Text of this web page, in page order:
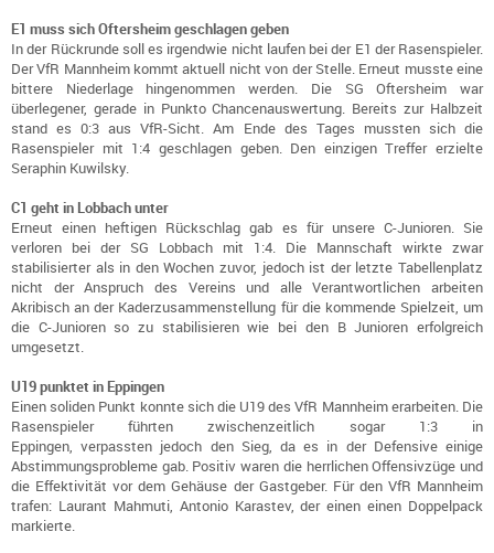
E1 muss sich Oftersheim geschlagen geben
In der Rückrunde soll es irgendwie nicht laufen bei der E1 der Rasenspieler.
Der VfR Mannheim kommt aktuell nicht von der Stelle. Erneut musste eine
bittere Niederlage hingenommen werden. Die SG Oftersheim war
überlegener, gerade in Punkto Chancenauswertung. Bereits zur Halbzeit
stand es 0:3 aus VfR-Sicht. Am Ende des Tages mussten sich die
Rasenspieler mit 1:4 geschlagen geben. Den einzigen Treffer erzielte
Seraphin Kuwilsky.
C1 geht in Lobbach unter
Erneut einen heftigen Rückschlag gab es für unsere C-Junioren. Sie
verloren bei der SG Lobbach mit 1:4. Die Mannschaft wirkte zwar
stabilisierter als in den Wochen zuvor, jedoch ist der letzte Tabellenplatz
nicht der Anspruch des Vereins und alle Verantwortlichen arbeiten
Akribisch an der Kaderzusammenstellung für die kommende Spielzeit, um
die C-Junioren so zu stabilisieren wie bei den B Junioren erfolgreich
umgesetzt.
U19 punktet in Eppingen
Einen soliden Punkt konnte sich die U19 des VfR Mannheim erarbeiten. Die
Rasenspieler führten zwischenzeitlich sogar 1:3 in
Eppingen, verpassten jedoch den Sieg, da es in der Defensive einige
Abstimmungsprobleme gab. Positiv waren die herrlichen Offensivzüge und
die Effektivität vor dem Gehäuse der Gastgeber. Für den VfR Mannheim
trafen: Laurant Mahmuti, Antonio Karastev, der einen einen Doppelpack
markierte.